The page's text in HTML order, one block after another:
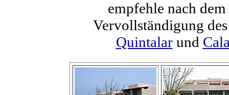
empfehle nach
Vervollständigung
Quintalarund